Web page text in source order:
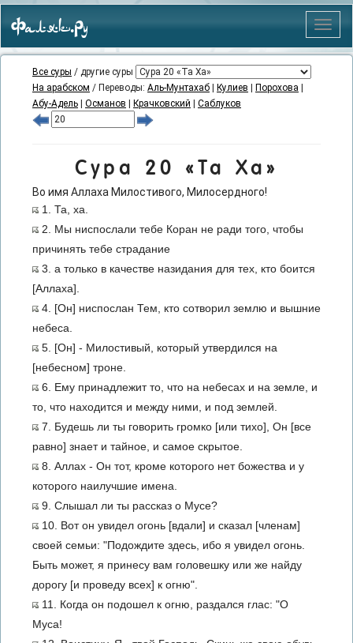
Меню
Фаляк.Ру
Все суры / другие суры
На арабском / Переводы: Аль-Мунтахаб Кулиев Порохова
Абу-Адель
Османов Крачковский Саблуков
Сура 20 «Та Ха»
Во имя Аллаха Милостивого, Милосердного!
1. Та, ха.
2. Мы ниспослали тебе Коран не ради того, чтобы
причинять тебе страдание
3. а только в качестве назидания для тех, кто боится
[Аллаха].
4. [Он] ниспослан Тем, кто сотворил землю и вышние
небеса.
5. [Он] - Милостивый, который утвердился на
[небесном] троне.
6. Ему принадлежит то, что на небесах и на земле, и
то, что находится и между ними, и под землей.
7. Будешь ли ты говорить громко [или тихо], Он [все
равно] знает и тайное, и самое скрытое.
8. Аллах - Он тот, кроме которого нет божества и у
которого наилучшие имена.
9. Слышал ли ты рассказ о Мусе?
10. Вот он увидел огонь [вдали] и сказал [членам]
своей семьи: "Подождите здесь, ибо я увидел огонь.
Быть может, я принесу вам головешку или же найду
дорогу [и проведу всех] к огню".
11. Когда он подошел к огню, раздался глас: "О
Муса!